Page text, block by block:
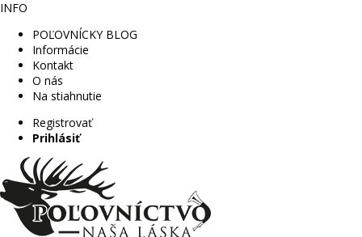
INFO
POĽOVNÍCKY BLOG
Informácie
Kontakt
O nás
Na stiahnutie
Registrovať
Prihlásiť